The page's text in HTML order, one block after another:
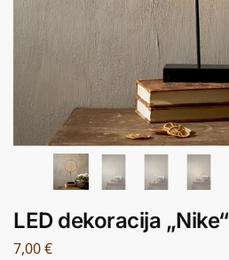
LED dekoracija „Nike“
7,00€